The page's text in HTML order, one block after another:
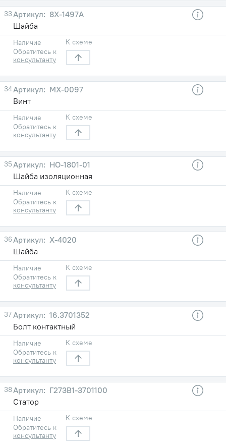
33
8Х-1497А
Шайба
Наличие
Обратитесь к
консультанту
К схеме
34
МХ-0097
Винт
Наличие
Обратитесь к
консультанту
К схеме
35
НО-1801-01
Шайба изоляционная
Наличие
Обратитесь к
консультанту
К схеме
36
Х-4020
Шайба
Наличие
Обратитесь к
консультанту
К схеме
37
16.3701352
Болт контактный
Наличие
Обратитесь к
консультанту
К схеме
38
Г273В1-3701100
Статор
Наличие
Обратитесь к
консультанту
К схеме